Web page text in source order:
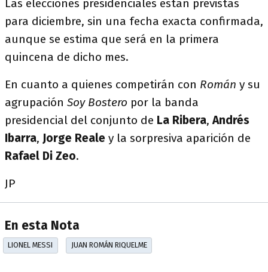
Las elecciones presidenciales están previstas
para diciembre, sin una fecha exacta confirmada,
aunque se estima que será en la primera
quincena de dicho mes.
En cuanto a quienes competirán con Román y su
agrupación Soy Bostero por la banda
presidencial del conjunto de La Ribera,Andrés
Ibarra, Jorge Reale y la sorpresiva aparición de
Rafael Di Zeo.
JP
En esta Nota
LIONEL MESSI JUAN ROMÁN RIQUELME